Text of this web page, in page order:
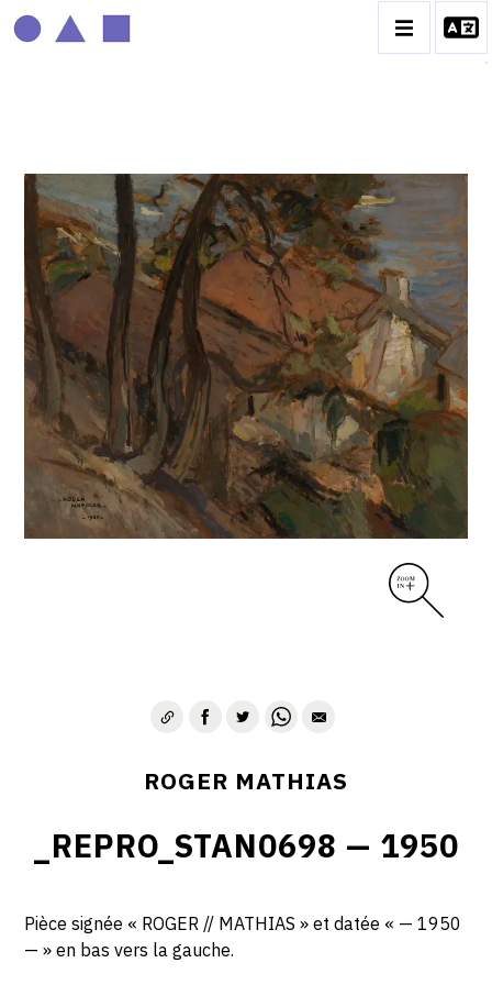
ROGER MATHIAS
BIOGRAPHIE
CATALOGUE DES OEUVRES
CONTACT
ROGER MATHIAS
_REPRO_STAN0698 — 1950
Pièce signée « ROGER // MATHIAS » et datée « — 1950
— » en bas vers la gauche.